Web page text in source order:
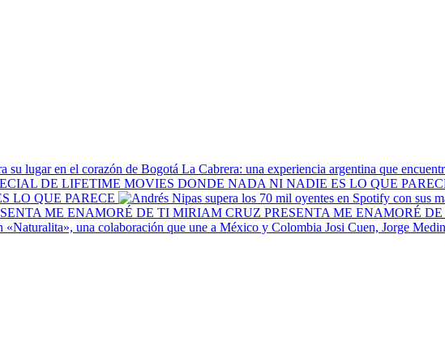
La Cabrera: una experiencia argentina que
LO QUE PARECE
MIRIAM CRUZ PRESENTA ME ENAMORÉ
Josi Cuen, Jorge